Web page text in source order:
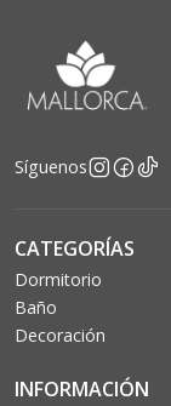
Síguenos
CATEGORÍAS
Dormitorio
Baño
Decoración
INFORMACIÓN